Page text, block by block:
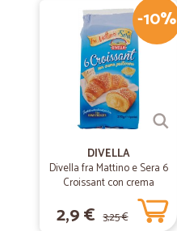
-10%
DIVELLA
Divella fra Mattino e Sera 6
Croissant con crema
pasticcera 270 gr.
2,9 € 3,25 €